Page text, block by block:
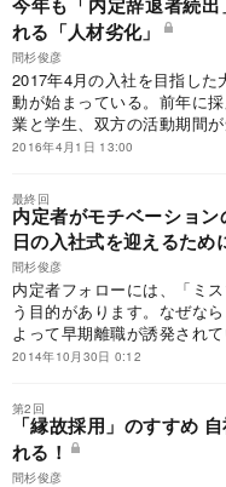
れる「人材劣化」
間杉俊彦
2017年4月の入社を目指した
動が始まっている。前年に
業と学生、双方の活動期間
定辞退者が多発するなど混乱
うに推移していくのか。
2016年4月1日 13:00
最終回
内定者がモチベーショ
日の入社式を迎えるため
間杉俊彦
内定者フォローには、「ミ
う目的があります。なぜな
よって早期離職が誘発され
から、内定段階で先輩社員が
す。
2014年10月30日 0:12
第2回
「縁故採用」のすすめ
れる！
間杉俊彦